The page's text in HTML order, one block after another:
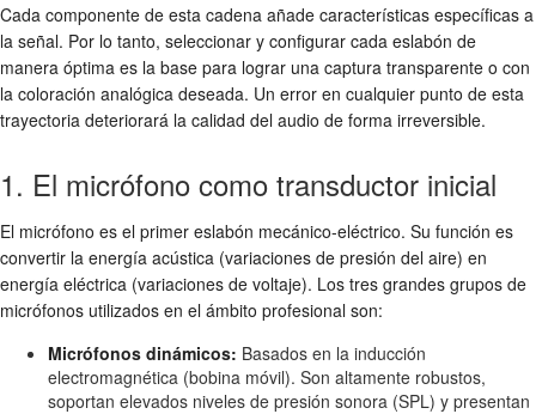
Cada componente de esta cadena añade características específicas a
la señal. Por lo tanto, seleccionar y configurar cada eslabón de
manera óptima es la base para lograr una captura transparente o con
la coloración analógica deseada. Un error en cualquier punto de esta
trayectoria deteriorará la calidad del audio de forma irreversible.
1. El micrófono como transductor inicial
El micrófono es el primer eslabón mecánico-eléctrico. Su función es
convertir la energía acústica (variaciones de presión del aire) en
energía eléctrica (variaciones de voltaje). Los tres grandes grupos de
micrófonos utilizados en el ámbito profesional son:
Micrófonos dinámicos: Basados en la inducción
electromagnética (bobina móvil). Son altamente robustos,
soportan elevados niveles de presión sonora (SPL) y presentan